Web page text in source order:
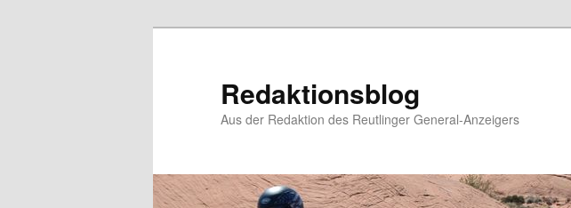
Redaktionsblog
Aus der Redaktion des Reutlinger General-Anzeigers